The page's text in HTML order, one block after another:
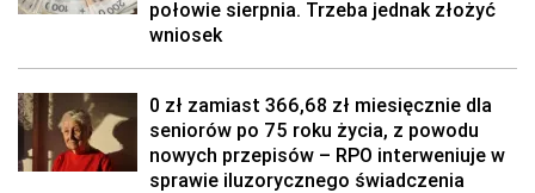
połowie sierpnia. Trzeba jednak złożyć
wniosek
0 zł zamiast 366,68 zł miesięcznie dla
seniorów po 75 roku życia, z powodu
nowych przepisów – RPO interweniuje w
sprawie iluzorycznego świadczenia